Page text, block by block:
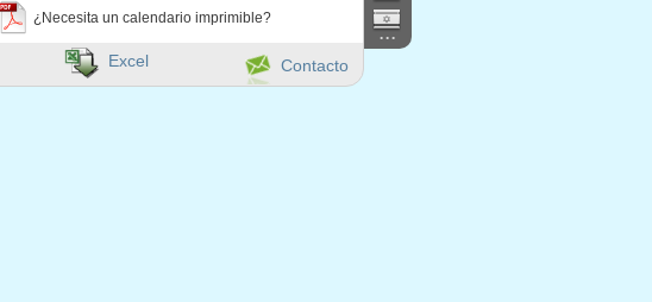
¿Necesita un calendario imprimible?
...
Contacto
Excel